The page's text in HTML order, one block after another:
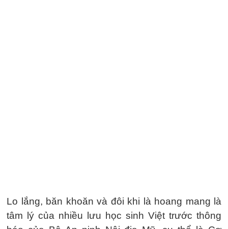
Lo lắng, băn khoăn và đôi khi là hoang mang là
tâm lý của nhiều lưu học sinh Việt trước thông